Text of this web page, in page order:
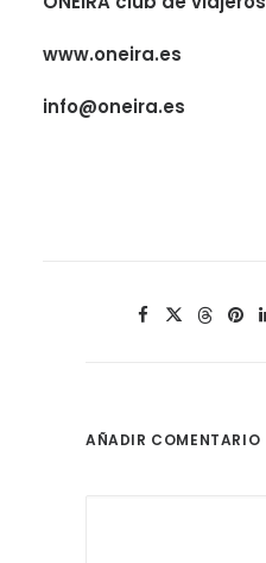
www.oneira.es
info@oneira.es
AÑADIR COMENTARIO